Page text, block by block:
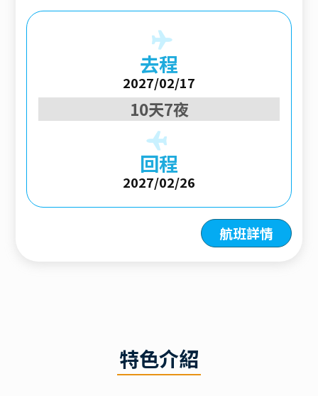
去程
2027/02/17
10天7夜
回程
2027/02/26
航班詳情
特色介紹